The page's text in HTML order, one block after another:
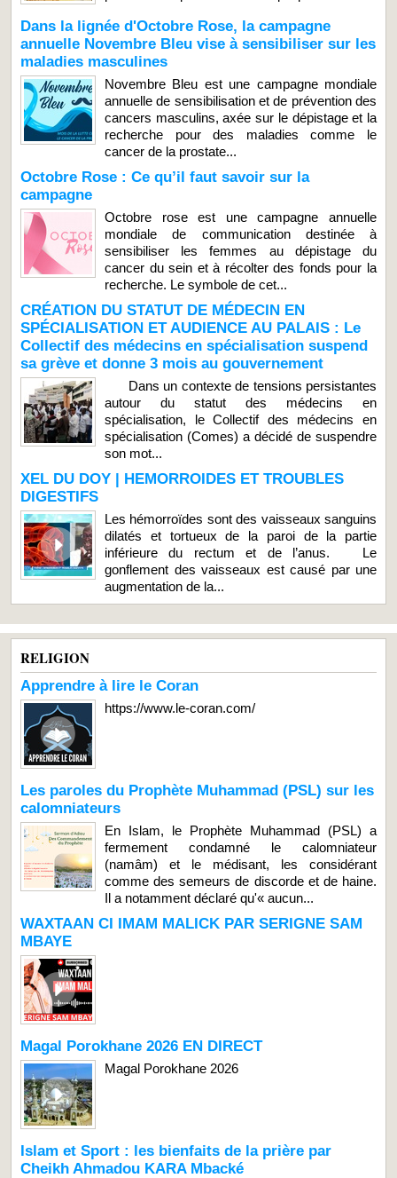
Dans la lignée d'Octobre Rose, la campagne
annuelle Novembre Bleu vise à sensibiliser sur les
maladies masculines
Novembre Bleu est une campagne mondiale
annuelle de sensibilisation et de prévention des
cancers masculins, axée sur le dépistage et la
recherche pour des maladies comme le
cancer de la prostate...
Octobre Rose : Ce qu’il faut savoir sur la
campagne
Octobre rose est une campagne annuelle
mondiale de communication destinée à
sensibiliser les femmes au dépistage du
cancer du sein et à récolter des fonds pour la
recherche. Le symbole de cet...
CRÉATION DU STATUT DE MÉDECIN EN
SPÉCIALISATION ET AUDIENCE AU PALAIS : Le
Collectif des médecins en spécialisation suspend
sa grève et donne 3 mois au gouvernement
Dans un contexte de tensions persistantes
autour du statut des médecins en
spécialisation, le Collectif des médecins en
spécialisation (Comes) a décidé de suspendre
son mot...
XEL DU DOY | HEMORROIDES ET TROUBLES
DIGESTIFS
Les hémorroïdes sont des vaisseaux sanguins
dilatés et tortueux de la paroi de la partie
inférieure du rectum et de l’anus. Le
gonflement des vaisseaux est causé par une
augmentation de la...
RELIGION
Apprendre à lire le Coran
https://www.le-coran.com/
Les paroles du Prophète Muhammad (PSL) sur les
calomniateurs
En Islam, le Prophète Muhammad (PSL) a
fermement condamné le calomniateur
(namâm) et le médisant, les considérant
comme des semeurs de discorde et de haine.
Il a notamment déclaré qu'« aucun...
WAXTAAN CI IMAM MALICK PAR SERIGNE SAM
MBAYE
Magal Porokhane 2026 EN DIRECT
Magal Porokhane 2026
Islam et Sport : les bienfaits de la prière par
Cheikh Ahmadou KARA Mbacké